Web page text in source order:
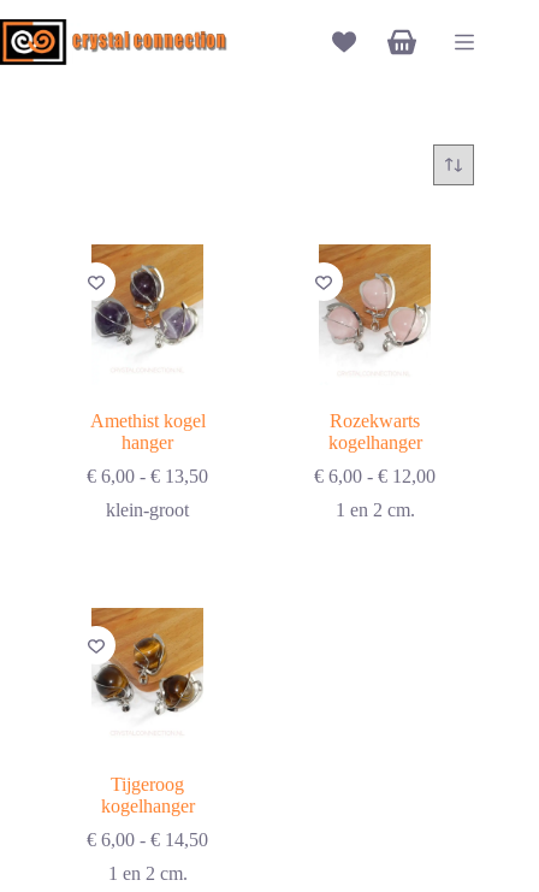
naar
de
Winkelwagen
Amethist kogel
hanger
€ 6,00 - € 13,50Prijsklasse:
klein-groot
Rozekwarts
kogelhanger
€ 6,00 - € 12,00Prijsklasse:
1 en 2 cm.
Tijgeroog
kogelhanger
€ 6,00 - € 14,50Prijsklasse:
1 en 2 cm.